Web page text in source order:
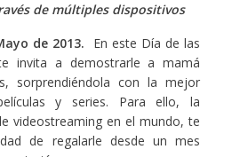
de múltiples dispositivos
de 2013.
En este Día de las
invita a demostrarle a mamá
sorprendiéndola con la mejor
y series. Para ello, la
videostreaming en el mundo, te
de regalarle desde un mes